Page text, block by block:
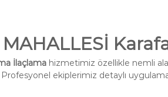
MAHALLESİ
İlaçlama hizmetimiz özellikle nemli
Profesyonel ekiplerimiz detaylı